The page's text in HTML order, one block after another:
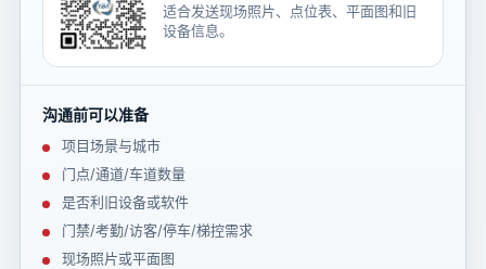
适合发送现场照片、点位表、平面图和旧
设备信息。
沟通前可以准备
项目场景与城市
门点/通道/车道数量
是否利旧设备或软件
门禁/考勤/访客/停车/梯控需求
现场照片或平面图